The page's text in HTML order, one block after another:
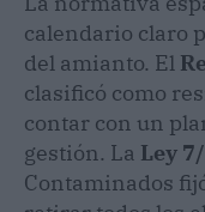
calendario claro
del amianto. El
clasificó como
contar con un
gestión. La Ley
Contaminados